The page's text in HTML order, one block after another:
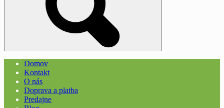
Domov
Kontakt
O nás
Doprava a platba
Predajne